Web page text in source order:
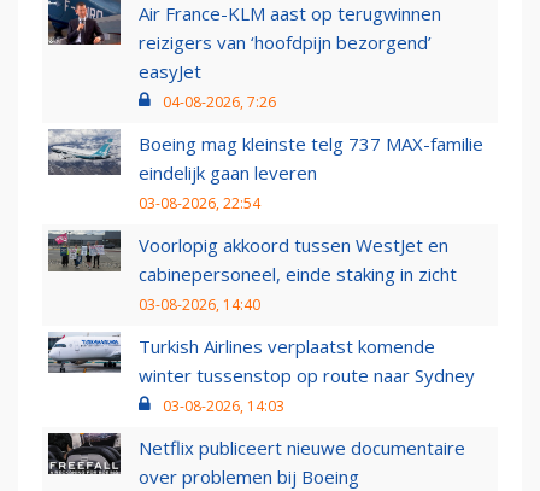
Air France-KLM aast op terugwinnen
reizigers van ‘hoofdpijn bezorgend’
easyJet
04-08-2026, 7:26
Boeing mag kleinste telg 737 MAX-familie
eindelijk gaan leveren
03-08-2026, 22:54
Voorlopig akkoord tussen WestJet en
cabinepersoneel, einde staking in zicht
03-08-2026, 14:40
Turkish Airlines verplaatst komende
winter tussenstop op route naar Sydney
03-08-2026, 14:03
Netflix publiceert nieuwe documentaire
over problemen bij Boeing